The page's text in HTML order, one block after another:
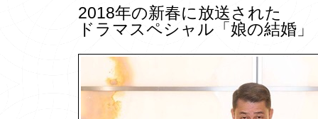
2018年の新春に放送された
ドラマスペシャル「娘の結婚」